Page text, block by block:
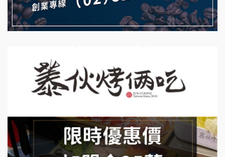
拾鑶火鍋加盟說明會
藍象廷泰式火鍋加盟說明會
上宇林加盟說明會
莫尼早餐Morni加盟說明會
手作功夫茶加盟說明會
SHARE TEA歇腳亭加盟說明會